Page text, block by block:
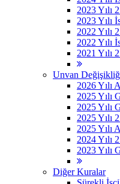
2023 Yılı
2023 Yılı
2022 Yılı
2022 Yılı
2021 Yılı
Unvan
2026 Yılı
2025 Yılı
2025 Yılı
2025 Yılı
2025 Yılı
2024 Yılı
2023 Yılı
Diğer Kuralar